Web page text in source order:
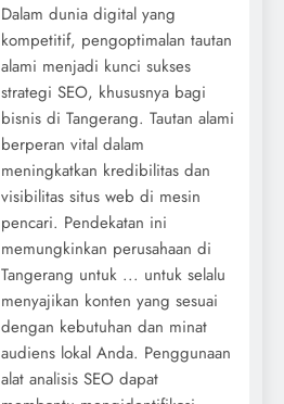
Dalam dunia digital yang
kompetitif, pengoptimalan tautan
alami menjadi kunci sukses
strategi SEO, khususnya bagi
bisnis di Tangerang. Tautan alami
berperan vital dalam
meningkatkan kredibilitas dan
visibilitas situs web di mesin
pencari. Pendekatan ini
memungkinkan perusahaan di
Tangerang untuk ... untuk selalu
menyajikan konten yang sesuai
dengan kebutuhan dan minat
audiens lokal Anda. Penggunaan
alat analisis SEO dapat